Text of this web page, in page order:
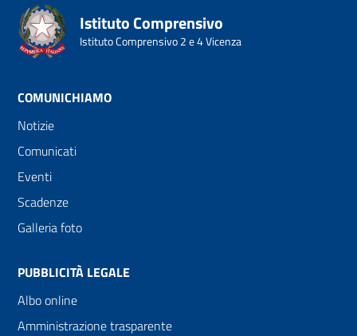
Istituto Comprensivo
Istituto Comprensivo 2 e 4 Vicenza
COMUNICHIAMO
Notizie
Comunicati
Eventi
Scadenze
Galleria foto
PUBBLICITÀ LEGALE
Albo online
Amministrazione trasparente